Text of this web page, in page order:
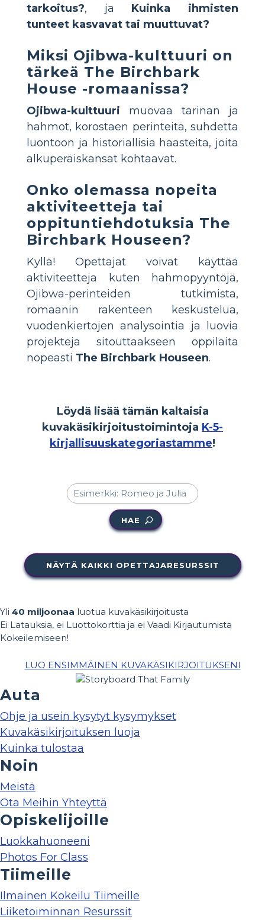
tarkoitus?, ja Kuinka ihmisten
tunteet kasvavat tai muuttuvat?
Miksi Ojibwa-kulttuuri on
tärkeä The Birchbark
House -romaanissa?
Ojibwa-kulttuuri muovaa tarinan ja
hahmot, korostaen perinteitä, suhdetta
luontoon ja historiallisia haasteita, joita
alkuperäiskansat kohtaavat.
Onko olemassa nopeita
aktiviteetteja tai
oppituntiehdotuksia The
Birchbark Houseen?
Kyllä! Opettajat voivat käyttää
aktiviteetteja kuten hahmopyyntöjä,
Ojibwa-perinteiden tutkimista,
romaanin rakenteen keskustelua,
vuodenkiertojen analysointia ja luovia
projekteja sitouttaakseen oppilaita
nopeasti The Birchbark Houseen.
Löydä lisää tämän kaltaisia
kuvakäsikirjoitustoimintoja K-5-
kirjallisuuskategoriastamme!
HAE
NÄYTÄ KAIKKI OPETTAJARESURSSIT
Yli 40 miljoonaa luotua kuvakäsikirjoitusta
Ei Latauksia, ei Luottokorttia ja ei Vaadi Kirjautumista
Kokeilemiseen!
LUO ENSIMMÄINEN KUVAKÄSIKIRJOITUKSENI
Auta
Ohje ja usein kysytyt kysymykset
Kuvakäsikirjoituksen luoja
Kuinka tulostaa
Noin
Meistä
Ota Meihin Yhteyttä
Opiskelijoille
Luokkahuoneeni
Photos For Class
Tiimeille
Ilmainen Kokeilu Tiimeille
Liiketoiminnan Resurssit